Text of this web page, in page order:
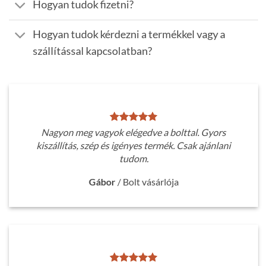
Hogyan tudok fizetni?
Hogyan tudok kérdezni a termékkel vagy a
szállítással kapcsolatban?
Nagyon meg vagyok elégedve a bolttal. Gyors
kiszállítás, szép és igényes termék. Csak ajánlani
tudom.
Gábor / Bolt vásárlója